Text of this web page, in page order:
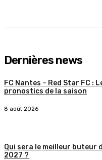
Dernières news
FC Nantes – Red Star FC :
pronostics de la saison
8 août 2026
Qui sera le meilleur buteur
2027 ?